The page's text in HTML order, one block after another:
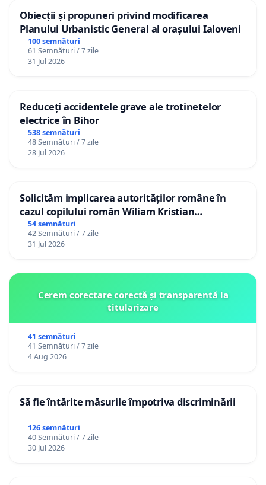
Obiecții și propuneri privind modificarea
Planului Urbanistic General al orașului Ialoveni
100 semnături
61 Semnături / 7 zile
31 Jul 2026
Reduceți accidentele grave ale trotinetelor
electrice în Bihor
538 semnături
48 Semnături / 7 zile
28 Jul 2026
Solicităm implicarea autorităților române în
cazul copilului român Wiliam Kristian
Gheorghe, aflat în plasament în Danemarca de
12 ani
54 semnături
42 Semnături / 7 zile
31 Jul 2026
Cerem corectare corectă și transparentă la
titularizare
41 semnături
41 Semnături / 7 zile
4 Aug 2026
Să fie întărite măsurile împotriva discriminării
126 semnături
40 Semnături / 7 zile
30 Jul 2026